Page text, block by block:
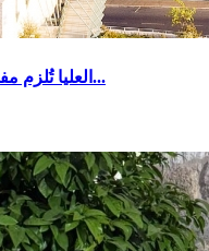
العليا تُلزم مفوضية خدمات الدولة حتى 9.6 للرد على...